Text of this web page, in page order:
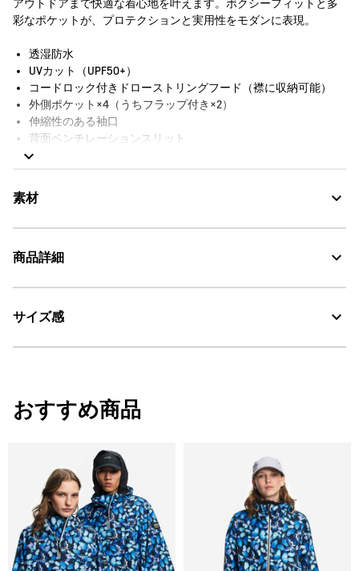
アウトドアまで快適な着心地を叶えます。ボクシーフィットと多
彩なポケットが、プロテクションと実用性をモダンに表現。
透湿防水
UVカット（UPF50+）
コードロック付きドローストリングフード（襟に収納可能）
外側ポケット×4（うちフラップ付き×2）
伸縮性のある袖口
背面ベンチレーションスリット
撥水フロントジッパー
Aigle Experience by Etudes Studio刺繍
防水シーム
裏地なし
素材
UV CUT：紫外線カット
漂白処理はできない。
脱水後、つり干し乾燥がよい。
アイロン仕上げ処理はできない。
ドライクリーニング処理ができない。
ウェットクリーニング処理ができる。：通常の処理
商品詳細
・色：ポセイドン (003)
サイズ感
サイズ
XL+ 80
XS+ 68 66
おすすめ商品